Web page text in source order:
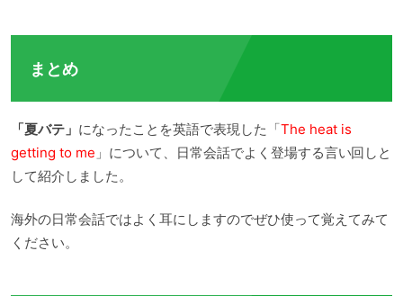
まとめ
「夏バテ」 になったことを英語で表現した「The heat is
getting to me 」について、日常会話でよく登場する言い回しと
して紹介しました。
海外の日常会話ではよく耳にしますのでぜひ使って覚えてみて
ください。